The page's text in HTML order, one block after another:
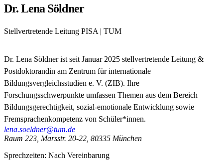
Dr. Lena Söldner
Stellvertretende Leitung PISA | TUM
Dr. Lena Söldner ist seit Januar 2025 stellvertretende Leitung &
Postdoktorandin am Zentrum für internationale
Bildungsvergleichsstudien e. V. (ZIB). Ihre
Forschungsschwerpunkte umfassen Themen aus dem Bereich
Bildungsgerechtigkeit, sozial-emotionale Entwicklung sowie
Fremsprachenkompetenz von Schüler*innen.
lena.soeldner@tum.de
Raum 223, Marsstr. 20-22, 80335 München
Sprechzeiten: Nach Vereinbarung